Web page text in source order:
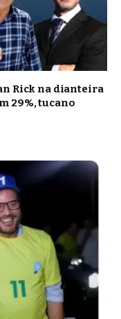
Rick na dianteira
29%, tucano